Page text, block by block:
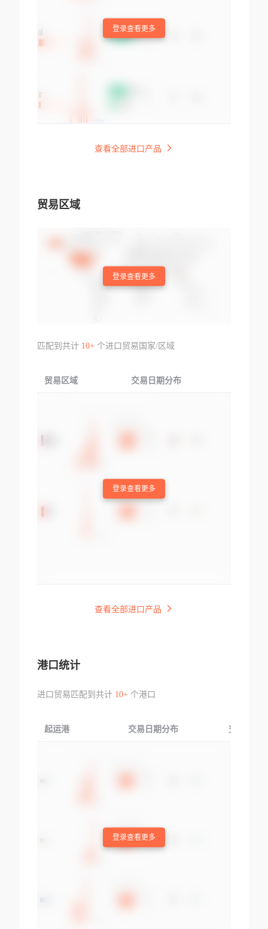
登录查看更多
查看全部进口产品
贸易区域
登录查看更多
匹配到共计 10+个进口贸易国家/区域
贸易区域 交易日期分布
登录查看更多
查看全部进口产品
港口统计
进口贸易匹配到共计 10+个港口
起运港 交易日期分布 交易产品
登录查看更多